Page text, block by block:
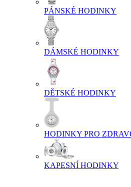
PÁNSKÉ HODINKY
DÁMSKÉ HODINKY
DĚTSKÉ HODINKY
HODINKY PRO
KAPESNÍ HODINKY